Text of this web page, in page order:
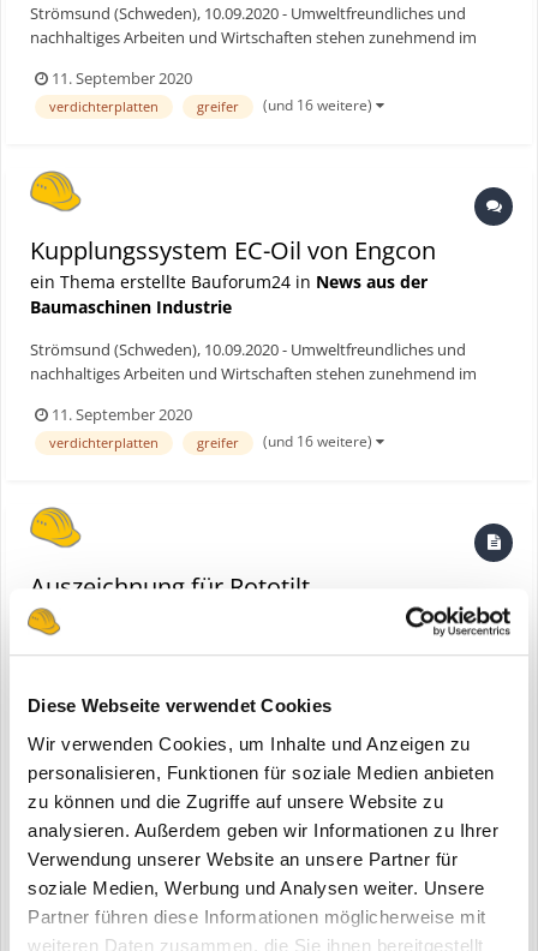
Diese Webseite verwendet Cookies
Wir verwenden Cookies, um Inhalte und Anzeigen zu
personalisieren, Funktionen für soziale Medien anbieten
zu können und die Zugriffe auf unsere Website zu
analysieren. Außerdem geben wir Informationen zu Ihrer
Verwendung unserer Website an unsere Partner für
soziale Medien, Werbung und Analysen weiter. Unsere
Partner führen diese Informationen möglicherweise mit
weiteren Daten zusammen, die Sie ihnen bereitgestellt
Strömsund (Schweden), 10.09.2020 - Umweltfreundliches und
nachhaltiges Arbeiten und Wirtschaften stehen zunehmend im
diskutiert wird. Denn Tatsache ist: Von dieser Entwicklung
profitieren alle. So verursachen Bagger, die mehr Arbeit in wenig...
11. September 2020
verdichterplatten greifer (und 16 weitere)
Kupplungssystem EC-Oil von Engcon
ein Thema erstellte Bauforum24 in News aus der
Baumaschinen Industrie
Strömsund (Schweden), 10.09.2020 - Umweltfreundliches und
nachhaltiges Arbeiten und Wirtschaften stehen zunehmend im
diskutiert wird. Denn Tatsache ist: Von dieser Entwicklung
profitieren alle. So verursachen Bagger, die mehr Arbeit in wenig...
11. September 2020
verdichterplatten greifer (und 16 weitere)
Auszeichnung für Rototilt
eine Bauforum24 News erstellte Bauforum24 inRototilt
Regensburg, 16.06.2020 - Anfang 2020 hat Rototilt QuickChange™
Generation II mit diversen Vorteilen und Patentanmeldungen auf